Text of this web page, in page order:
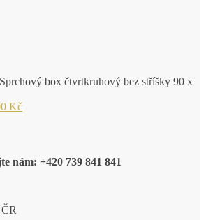
box čtvrtkruhový bez stříšky 90 x
KčAktuální
999,00 Kč.
nám: +420 739 841 841